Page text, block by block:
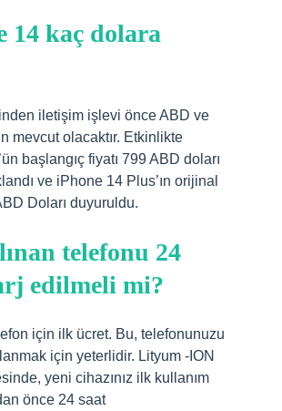
14 kaç dolara
iletişim işlevi önce ABD ve
mevcut olacaktır. Etkinlikte
başlangıç fiyatı 799 ABD doları
ve iPhone 14 Plus’ın orijinal
Doları duyuruldu.
telefonu 24
edilmeli mi?
için ilk ücret. Bu, telefonunuzu
için yeterlidir. Lityum -ION
yeni cihazınız ilk kullanım
önce 24 saat